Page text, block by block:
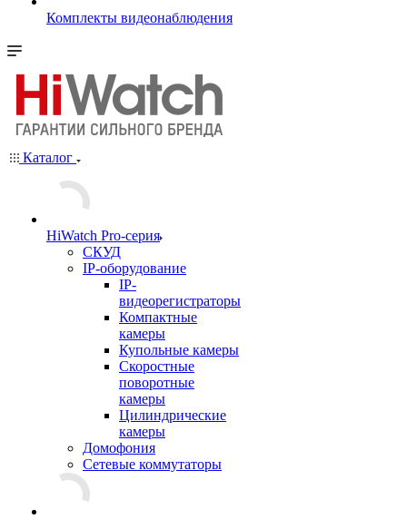
Комплекты видеонаблюдения
Каталог
HiWatch Pro-серия
CКУД
IP-оборудование
IP-
видеорегистраторы
Компактные
камеры
Купольные камеры
Скоростные
поворотные
камеры
Цилиндрические
камеры
Домофония
Сетевые коммутаторы